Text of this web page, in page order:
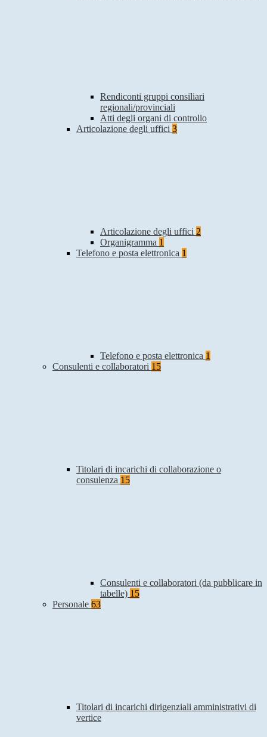
Rendiconti gruppi consiliari
regionali/provinciali
Atti degli organi di controllo
Articolazione degli uffici 3
Articolazione degli uffici 2
Organigramma 1
Telefono e posta elettronica 1
Telefono e posta elettronica 1
Consulenti e collaboratori 15
Titolari di incarichi di collaborazione o
consulenza 15
Consulenti e collaboratori (da pubblicare in
tabelle) 15
Personale 63
Titolari di incarichi dirigenziali amministrativi di
vertice